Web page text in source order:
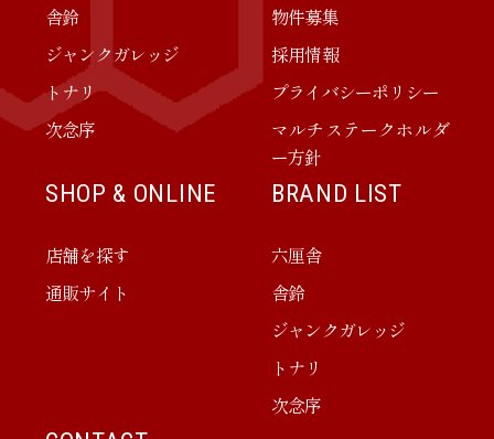
舎鈴
ジャンクガレッジ
トナリ
次念序
物件募集
採用情報
プライバシーポリシー
マルチステークホルダ
ー方針
SHOP & ONLINE
店舗を探す
通販サイト
BRAND LIST
六厘舎
舎鈴
ジャンクガレッジ
トナリ
次念序